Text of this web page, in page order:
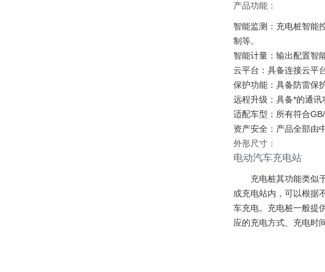
产品功能：
智能监测：充电桩智能
制等。
智能计量：输出配置智
云平台：具备连接云平
保护功能：具备防雷保
远程升级：具备*的通讯
适配车型：所有符合
资产安全：产品全部由
外形尺寸：
电动汽车充电站
充电桩其功能类似
或充电站内，可以根据
车充电。充电桩一般提
应的充电方式、充电时